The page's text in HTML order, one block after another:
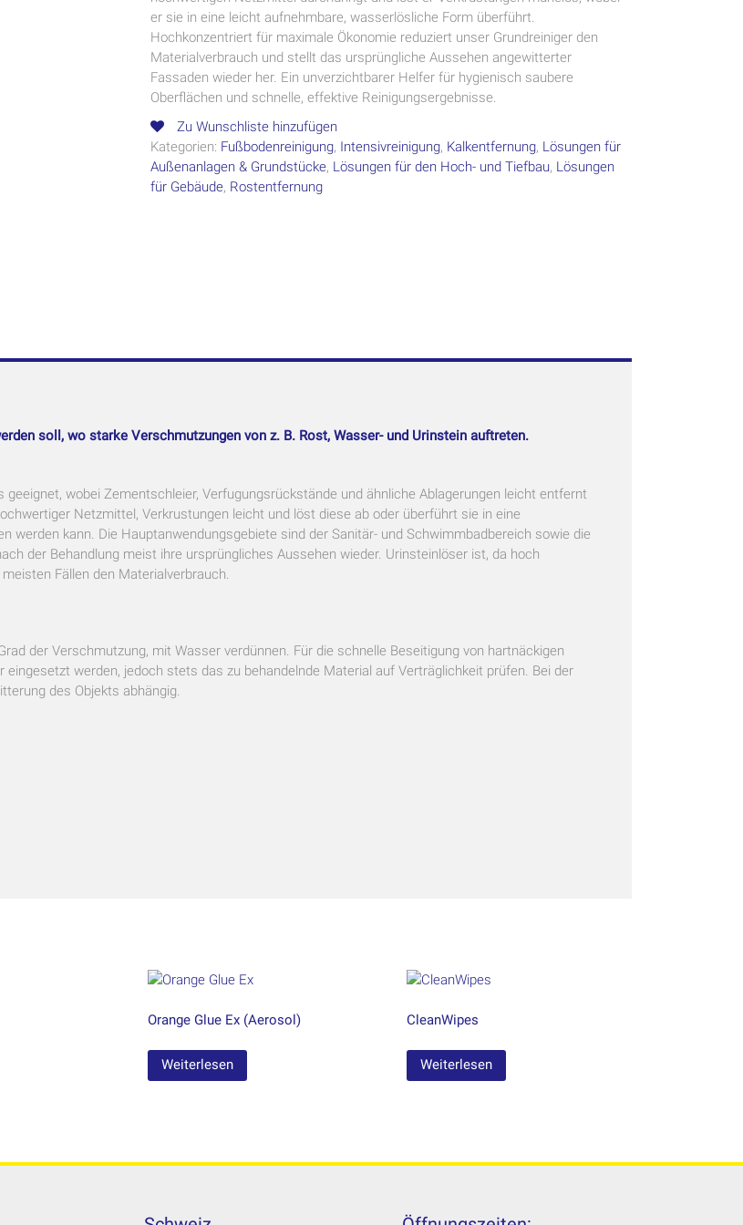
er sie in eine leicht aufnehmbare, wasserlösliche Form überführt.
Hochkonzentriert für maximale Ökonomie reduziert unser Grundreiniger den
Materialverbrauch und stellt das ursprüngliche Aussehen angewitterter
Fassaden wieder her. Ein unverzichtbarer Helfer für hygienisch saubere
Oberflächen und schnelle, effektive Reinigungsergebnisse.
Zu Wunschliste hinzufügen
Kategorien: Fußbodenreinigung, Intensivreinigung, Kalkentfernung, Lösungen für
Außenanlagen & Grundstücke, Lösungen für den Hoch- und Tiefbau, Lösungen
für Gebäude, Rostentfernung
soll, wo starke Verschmutzungen von z. B. Rost, Wasser- und Urinstein auftreten.
wobei Zementschleier, Verfugungsrückstände und ähnliche Ablagerungen leicht entfernt
Netzmittel, Verkrustungen leicht und löst diese ab oder überführt sie in eine
werden kann. Die Hauptanwendungsgebiete sind der Sanitär- und Schwimmbadbereich sowie die
der Behandlung meist ihre ursprüngliches Aussehen wieder. Urinsteinlöser ist, da hoch
Fällen den Materialverbrauch.
der Verschmutzung, mit Wasser verdünnen. Für die schnelle Beseitigung von hartnäckigen
werden, jedoch stets das zu behandelnde Material auf Verträglichkeit prüfen. Bei der
des Objekts abhängig.
Orange Glue Ex (Aerosol)
Weiterlesen
CleanWipes
Weiterlesen